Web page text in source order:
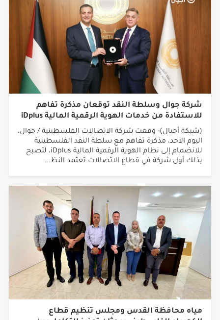
شركة جوال وسلطة النقد توقعان مذكرة تفاهم
للاستفادة من خدمات الهوية الرقمية المالية iDplus
(شبكة أجيال)- وقعت شركة الاتصالات الفلسطينية / جوال،
اليوم الأحد، مذكرة تفاهم مع سلطة النقد الفلسطينية
للانضمام إلى نظام الهوية الرقمية المالية iDplus، لتصبح
بذلك أول شركة في قطاع الاتصالات تعتمد النظ...
مياه محافظة القدس ومجلس تنظيم قطاع